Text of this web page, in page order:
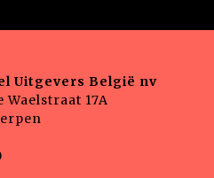
Uitgevers België nv
Waelstraat 17A